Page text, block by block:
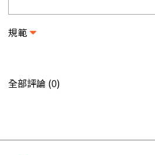
規範
全部評論 (0)